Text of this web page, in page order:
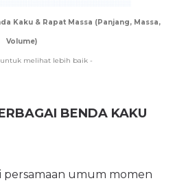
Kaku & Rapat Massa (Panjang, Massa,
Volume)
melihat lebih baik -
BENDA KAKU
umum momen